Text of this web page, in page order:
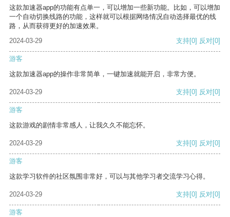
这款加速器app的功能有点单一，可以增加一些新功能。比如，可以增加
一个自动切换线路的功能，这样就可以根据网络情况自动选择最优的线
路，从而获得更好的加速效果。
2024-03-29
支持[0] 反对[0]
游客
这款加速器app的操作非常简单，一键加速就能开启，非常方便。
2024-03-29 支持[0] 反对[0]
游客
这款游戏的剧情非常感人，让我久久不能忘怀。
2024-03-29 支持[0] 反对[0]
游客
这款学习软件的社区氛围非常好，可以与其他学习者交流学习心得。
2024-03-29 支持[0] 反对[0]
游客